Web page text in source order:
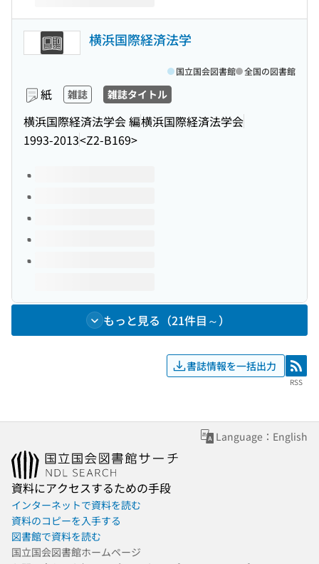
横浜国際経済法学
紙 雑誌 雑誌タイトル
横浜国際経済法学会 編横浜国際経済法学会
1993-2013<Z2-B169>
国立国会図書館 全国の図書館
このタイトルの巻号
もっと見る（21件目～）
書誌情報を一括出力 RSS
RSS
Language：English
資料にアクセスするための手段
インターネットで資料を読む
資料のコピーを入手する
図書館で資料を読む
国立国会図書館ホームページ